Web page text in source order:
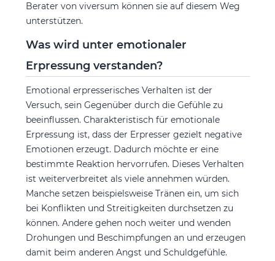
Berater von viversum können sie auf diesem Weg
unterstützen.
Was wird unter emotionaler
Erpressung verstanden?
Emotional erpresserisches Verhalten ist der
Versuch, sein Gegenüber durch die Gefühle zu
beeinflussen. Charakteristisch für emotionale
Erpressung ist, dass der Erpresser gezielt negative
Emotionen erzeugt. Dadurch möchte er eine
bestimmte Reaktion hervorrufen. Dieses Verhalten
ist weiterverbreitet als viele annehmen würden.
Manche setzen beispielsweise Tränen ein, um sich
bei Konflikten und Streitigkeiten durchsetzen zu
können. Andere gehen noch weiter und wenden
Drohungen und Beschimpfungen an und erzeugen
damit beim anderen Angst und Schuldgefühle.